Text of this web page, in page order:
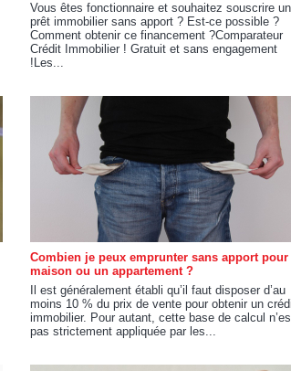
Vous êtes fonctionnaire et souhaitez souscrire un
prêt immobilier sans apport ? Est-ce possible ?
Comment obtenir ce financement ?Comparateur
Crédit Immobilier ! Gratuit et sans engagement
!Les...
Combien je peux emprunter sans apport pour
maison ou un appartement ?
Il est généralement établi qu’il faut disposer d’au
moins 10 % du prix de vente pour obtenir un
immobilier. Pour autant, cette base de calcul
pas strictement appliquée par les...